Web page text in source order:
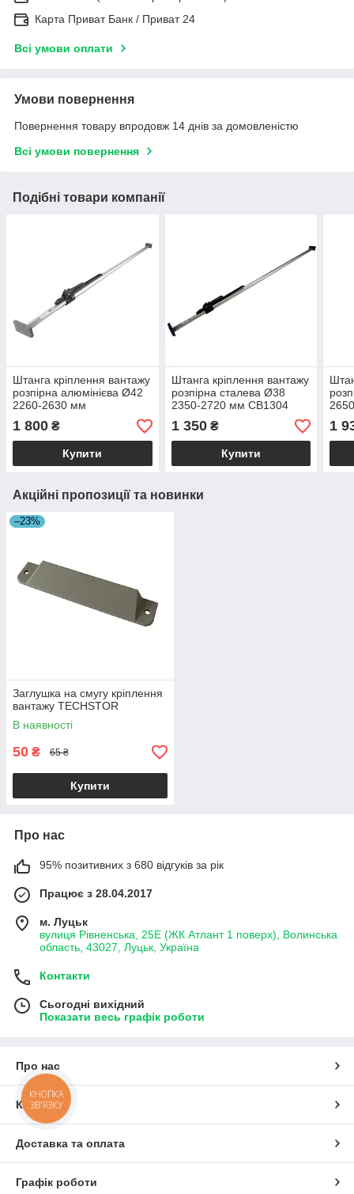
Карта Приват Банк / Приват 24
Всі умови оплати
Умови повернення
Повернення товару впродовж 14 днів за домовленістю
Всі умови повернення
Подібні товари компанії
Штанга кріплення вантажу
розпірна алюмінієва Ø42
2260-2630 мм
1 800 ₴
Купити
Штанга кріплення вантажу
розпірна сталева Ø38
2350-2720 мм CB1304
1 350₴
Купити
1
Акційні пропозиції та новинки
–23%
Заглушка на смугу кріплення
вантажу TECHSTOR
В наявності
50 ₴ 65 ₴
Купити
Про нас
95% позитивних з 680 відгуків за рік
Працює з 28.04.2017
м. Луцьк
вулиця Рівненська, 25Е (ЖК Атлант 1 поверх), Волинська
область, 43027, Луцьк, Україна
Контакти
Сьогодні вихідний
Показати весь графік роботи
Про нас
Контакти
Доставка та оплата
Графік роботи
КНОПКА
ЗВ'ЯЗКУ